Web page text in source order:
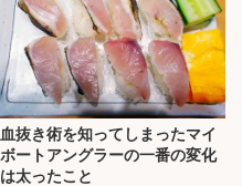
血抜き術を知ってしまったマイ
ボートアングラーの一番の変化
は太ったこと